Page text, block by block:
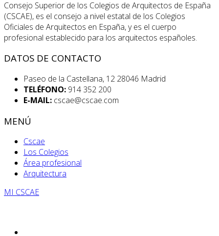
Consejo Superior de los Colegios de Arquitectos de España
(CSCAE), es el consejo a nivel estatal de los Colegios
Oficiales de Arquitectos en España, y es el cuerpo
profesional establecido para los arquitectos españoles.
DATOS DE CONTACTO
Paseo de la Castellana, 12 28046 Madrid
TELÉFONO: 914 352 200
E-MAIL: cscae@cscae.com
MENÚ
Cscae
Los Colegios
Área profesional
Arquitectura
MI CSCAE